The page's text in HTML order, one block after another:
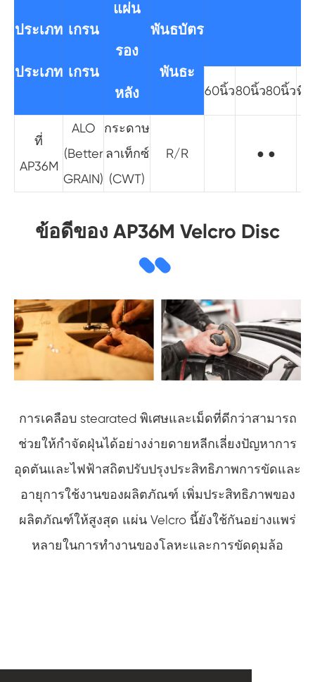
ประเภท
ประเภท
เกรน
เกรน
แผ่น
รอง
หลัง
พันธบัตร
พันธะ
60นิ้ว80นิ้ว80นิ้วที่
ที่
AP36M
ALO
(Better
GRAIN)
กระดาษ
ลาเท็กซ์
(CWT)
R/R ● ●
ข้อดีของ AP36M Velcro Disc
การเคลือบ stearated พิเศษและเม็ดที่ดีกว่าสามารถ
ช่วยให้กำจัดฝุ่นได้อย่างง่ายดายหลีกเลี่ยงปัญหาการ
อุดตันและไฟฟ้าสถิตปรับปรุงประสิทธิภาพการขัดและ
อายุการใช้งานของผลิตภัณฑ์ เพิ่มประสิทธิภาพของ
ผลิตภัณฑ์ให้สูงสุด แผ่น Velcro นี้ยังใช้กันอย่างแพร่
หลายในการทำงานของโลหะและการขัดดุมล้อ